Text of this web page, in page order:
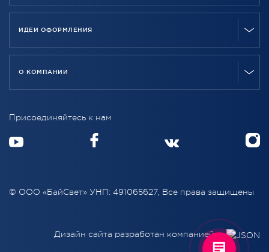
ИДЕИ ОФОРМЛЕНИЯ
О КОМПАНИИ
Присоединяйтесь к нам
© ООО «БайСвет» УНП: 491065627, Все права защищены
Дизайн сайта разработан компанией